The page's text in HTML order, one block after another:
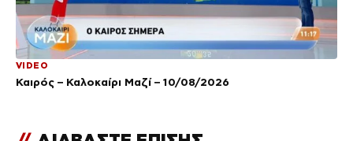
VIDEO
Καιρός – Καλοκαίρι Μαζί – 10/08/2026